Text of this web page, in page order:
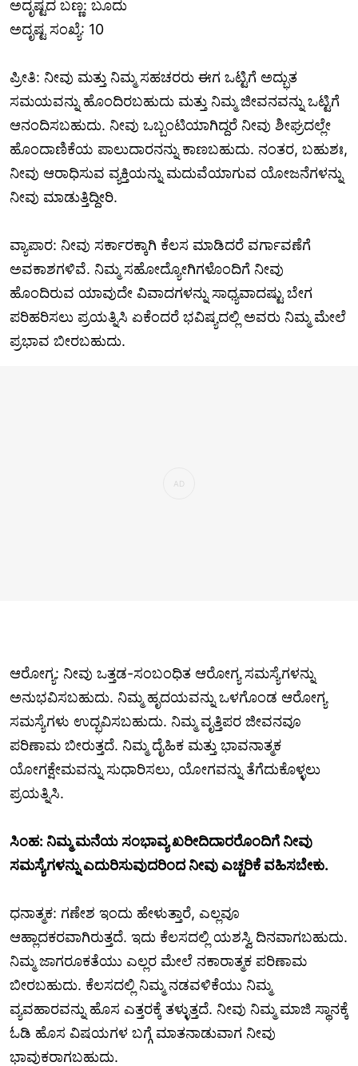
ಅದೃಷ್ಟದ ಬಣ್ಣ: ಬೂದು
ಅದೃಷ್ಟ ಸಂಖ್ಯೆ: 10
ಪ್ರೀತಿ: ನೀವು ಮತ್ತು ನಿಮ್ಮ ಸಹಚರರು ಈಗ ಒಟ್ಟಿಗೆ ಅದ್ಭುತ
ಸಮಯವನ್ನು ಹೊಂದಿರಬಹುದು ಮತ್ತು ನಿಮ್ಮ ಜೀವನವನ್ನು ಒಟ್ಟಿಗೆ
ಆನಂದಿಸಬಹುದು. ನೀವು ಒಬ್ಬಂಟಿಯಾಗಿದ್ದರೆ ನೀವು ಶೀಘ್ರದಲ್ಲೇ
ಹೊಂದಾಣಿಕೆಯ ಪಾಲುದಾರನನ್ನು ಕಾಣಬಹುದು. ನಂತರ, ಬಹುಶಃ,
ನೀವು ಆರಾಧಿಸುವ ವ್ಯಕ್ತಿಯನ್ನು ಮದುವೆಯಾಗುವ ಯೋಜನೆಗಳನ್ನು
ನೀವು ಮಾಡುತ್ತಿದ್ದೀರಿ.
ವ್ಯಾಪಾರ: ನೀವು ಸರ್ಕಾರಕ್ಕಾಗಿ ಕೆಲಸ ಮಾಡಿದರೆ ವರ್ಗಾವಣೆಗೆ
ಅವಕಾಶಗಳಿವೆ. ನಿಮ್ಮ ಸಹೋದ್ಯೋಗಿಗಳೊಂದಿಗೆ ನೀವು
ಹೊಂದಿರುವ ಯಾವುದೇ ವಿವಾದಗಳನ್ನು ಸಾಧ್ಯವಾದಷ್ಟು ಬೇಗ
ಪರಿಹರಿಸಲು ಪ್ರಯತ್ನಿಸಿ ಏಕೆಂದರೆ ಭವಿಷ್ಯದಲ್ಲಿ ಅವರು ನಿಮ್ಮ ಮೇಲೆ
ಪ್ರಭಾವ ಬೀರಬಹುದು.
ಆರೋಗ್ಯ: ನೀವು ಒತ್ತಡ-ಸಂಬಂಧಿತ ಆರೋಗ್ಯ ಸಮಸ್ಯೆಗಳನ್ನು
ಅನುಭವಿಸಬಹುದು. ನಿಮ್ಮ ಹೃದಯವನ್ನು ಒಳಗೊಂಡ ಆರೋಗ್ಯ
ಸಮಸ್ಯೆಗಳು ಉದ್ಭವಿಸಬಹುದು. ನಿಮ್ಮ ವೃತ್ತಿಪರ ಜೀವನವೂ
ಪರಿಣಾಮ ಬೀರುತ್ತದೆ. ನಿಮ್ಮ ದೈಹಿಕ ಮತ್ತು ಭಾವನಾತ್ಮಕ
ಯೋಗಕ್ಷೇಮವನ್ನು ಸುಧಾರಿಸಲು, ಯೋಗವನ್ನು ತೆಗೆದುಕೊಳ್ಳಲು
ಪ್ರಯತ್ನಿಸಿ.
ಸಿಂಹ: ನಿಮ್ಮ ಮನೆಯ ಸಂಭಾವ್ಯ ಖರೀದಿದಾರರೊಂದಿಗೆ ನೀವು
ಸಮಸ್ಯೆಗಳನ್ನು ಎದುರಿಸುವುದರಿಂದ ನೀವು ಎಚ್ಚರಿಕೆ ವಹಿಸಬೇಕು.
ಧನಾತ್ಮಕ: ಗಣೇಶ ಇಂದು ಹೇಳುತ್ತಾರೆ, ಎಲ್ಲವೂ
ಆಹ್ಲಾದಕರವಾಗಿರುತ್ತದೆ. ಇದು ಕೆಲಸದಲ್ಲಿ ಯಶಸ್ವಿ ದಿನವಾಗಬಹುದು.
ನಿಮ್ಮ ಜಾಗರೂಕತೆಯು ಎಲ್ಲರ ಮೇಲೆ ನಕಾರಾತ್ಮಕ ಪರಿಣಾಮ
ಬೀರಬಹುದು. ಕೆಲಸದಲ್ಲಿ ನಿಮ್ಮ ನಡವಳಿಕೆಯು ನಿಮ್ಮ
ವ್ಯವಹಾರವನ್ನು ಹೊಸ ಎತ್ತರಕ್ಕೆ ತಳ್ಳುತ್ತದೆ. ನೀವು ನಿಮ್ಮ ಮಾಜಿ ಸ್ಥಾನಕ್ಕೆ
ಓಡಿ ಹೊಸ ವಿಷಯಗಳ ಬಗ್ಗೆ ಮಾತನಾಡುವಾಗ ನೀವು
ಭಾವುಕರಾಗಬಹುದು.